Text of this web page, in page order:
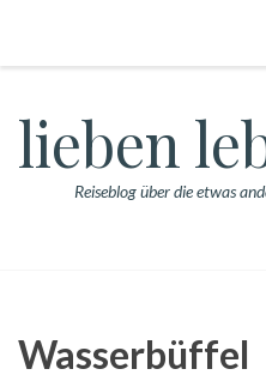
lieben
Reiseblog über die etwas
Wasserbüffel